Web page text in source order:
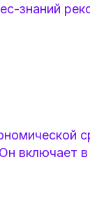
знаний
включает в